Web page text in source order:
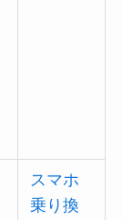
スマホ
乗り換